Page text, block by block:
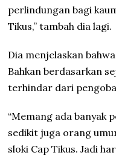
perlindungan bagi
Tikus,” tambah dia lagi.
Dia menjelaskan
Bahkan berdasarkan
terhindar dari
“Memang ada banyak
sedikit juga orang
sloki Cap Tikus. Jadi